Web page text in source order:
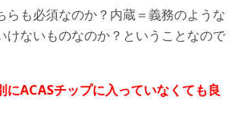
らも必須なのか？内蔵＝義務のような
けないものなのか？ということなので
にACASチップに入っていなくても良